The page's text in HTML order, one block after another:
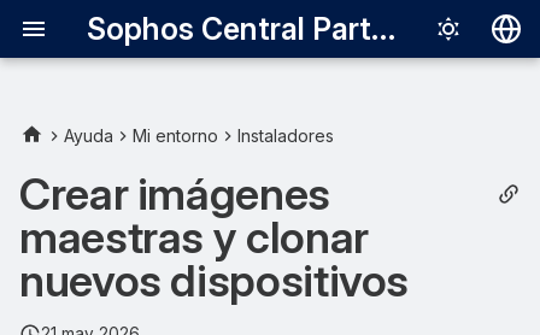
Sophos Central Partner
Usar un dispositivo existente
como imagen maestra
Cómo Sophos determina si
Ayuda Mi entorno Instaladores
Crear imágenes
maestras y clonar
nuevos dispositivos